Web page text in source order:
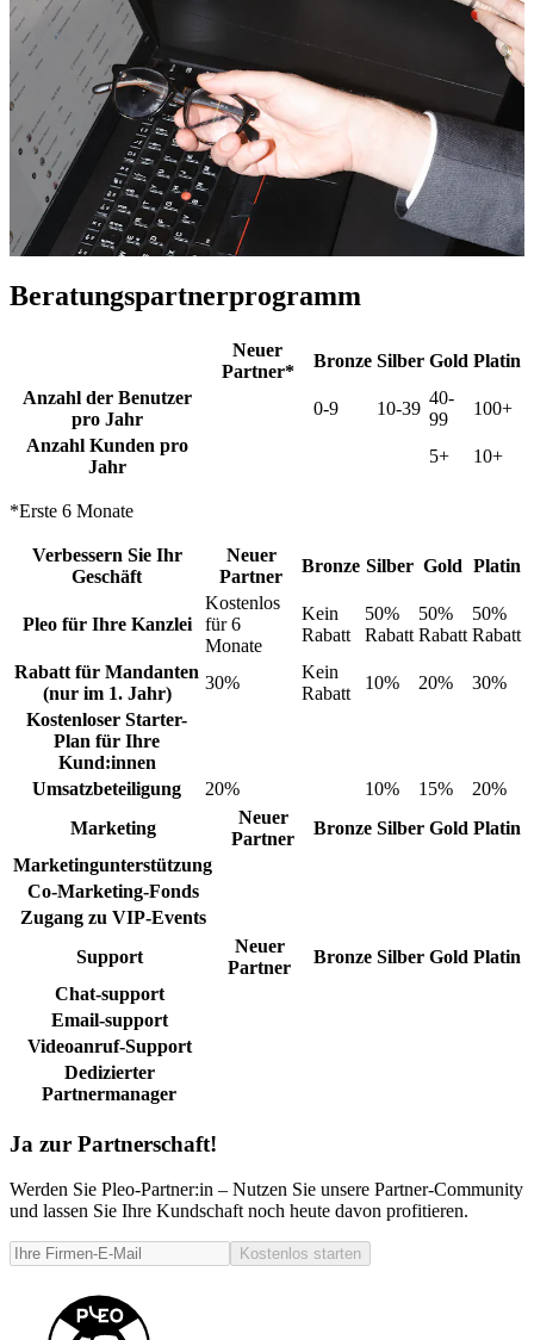
Beratungspartnerprogramm
Neuer
Partner*
Bronze Silber Gold Platin
Anzahl der Benutzer
pro Jahr
0-9 10-39
40-
99
100+
Anzahl Kunden pro
Jahr
5+ 10+
*Erste 6 Monate
Verbessern Sie Ihr
Geschäft
Neuer
Partner
Bronze Silber Gold Platin
Pleo für Ihre Kanzlei
Kostenlos
für 6
Monate
Kein
Rabatt
50%
Rabatt
50%
Rabatt
50%
Rabatt
Rabatt für Mandanten
(nur im 1. Jahr)
30%
Kein
Rabatt
10% 20%
30%
Kostenloser Starter-
Plan für Ihre
Kund:innen
Umsatzbeteiligung
20% 10% 15%
20%
Marketing
Neuer
Partner
Bronze Silber Gold Platin
Marketingunterstützung
Co-Marketing-Fonds
Zugang zu VIP-Events
Support
Neuer
Partner
Bronze Silber Gold Platin
Chat-support
Email-support
Videoanruf-Support
Dedizierter
Partnermanager
Ja zur Partnerschaft!
Werden Sie Pleo-Partner:in – Nutzen Sie unsere Partner-Community
und lassen Sie Ihre Kundschaft noch heute davon profitieren.
Kostenlos starten